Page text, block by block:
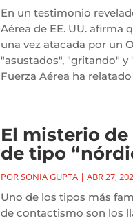
En un testimonio
Aérea de EE. UU. afirma
una vez atacada por un
"asustados", "gritando"
Fuerza Aérea ha
El misterio
de tipo
PORSONIA GUPTA| ABR 27,
Uno de los tipos más
de contactismo son los